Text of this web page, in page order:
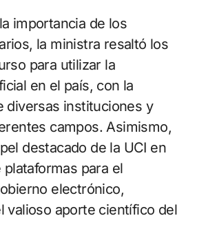
importancia de los
la ministra resaltó los
para utilizar la
en el país, con la
diversas instituciones y
campos. Asimismo,
destacado de la UCI en
para el
electrónico,
valioso aporte científico del